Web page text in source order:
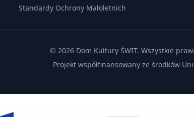
Standardy Ochrony Małoletnich
© 2026 Dom Kultury ŚWIT. Wszystkie
Projekt współfinansowany ze środków